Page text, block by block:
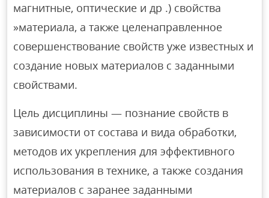
магнитные, оптические и др .) свойства
»материала, а также целенаправленное
совершенствование свойств уже известных и
создание новых материалов с заданными
свойствами.
Цель дисциплины — познание свойств в
зависимости от состава и вида обработки,
методов их укрепления для эффективного
использования в технике, а также создания
материалов с заранее заданными